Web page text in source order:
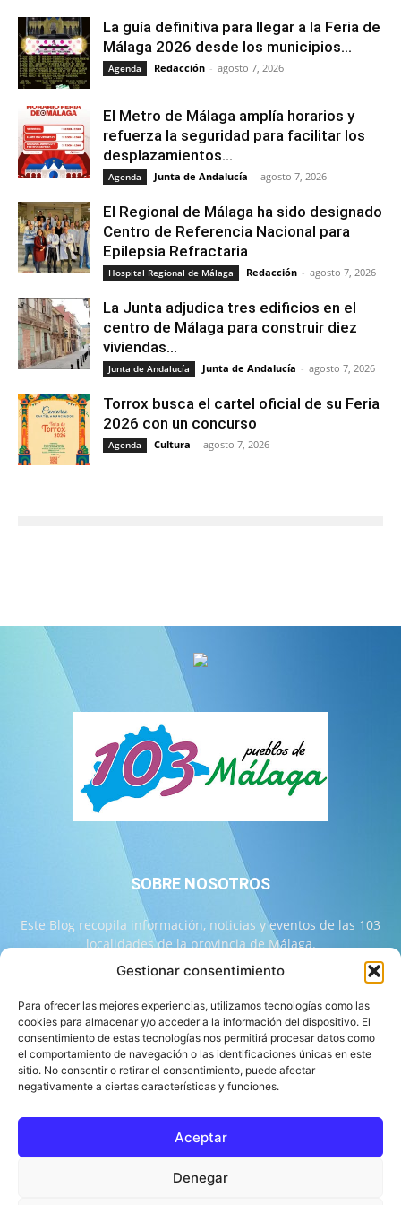
Gestionar consentimiento
Para ofrecer las mejores experiencias, utilizamos tecnologías como las
cookies para almacenar y/o acceder a la información del dispositivo. El
consentimiento de estas tecnologías nos permitirá procesar datos como
el comportamiento de navegación o las identificaciones únicas en este
sitio. No consentir o retirar el consentimiento, puede afectar
negativamente a ciertas características y funciones.
Aceptar
Denegar
La guía definitiva para llegar a la Feria de
Málaga 2026 desde los municipios...
Agenda Redacción - agosto 7, 2026
El Metro de Málaga amplía horarios y
refuerza la seguridad para facilitar los
desplazamientos...
Agenda Junta de Andalucía - agosto 7, 2026
El Regional de Málaga ha sido designado
Centro de Referencia Nacional para
Epilepsia Refractaria
Hospital Regional de Málaga Redacción - agosto 7, 2026
La Junta adjudica tres edificios en el
centro de Málaga para construir diez
viviendas...
Junta de Andalucía Junta de Andalucía - agosto 7, 2026
Torrox busca el cartel oficial de su Feria
2026 con un concurso
Agenda Cultura - agosto 7, 2026
SOBRE NOSOTROS
Este Blog recopila información, noticias y eventos de las 103
localidades de la provincia de Málaga.
Contáctanos: info@103malaga.com
SÍGUENOS
Equipo de 103 Málaga
Aviso Legal